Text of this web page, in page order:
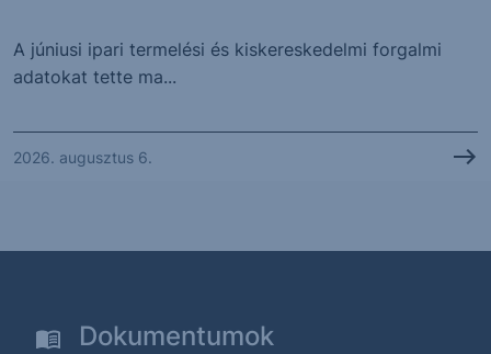
A júniusi ipari termelési és kiskereskedelmi forgalmi
adatokat tette ma...
2026. augusztus 6.
Dokumentumok